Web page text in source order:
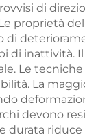
di
proprietà
di
di inattività.
Le
La
devono
durata